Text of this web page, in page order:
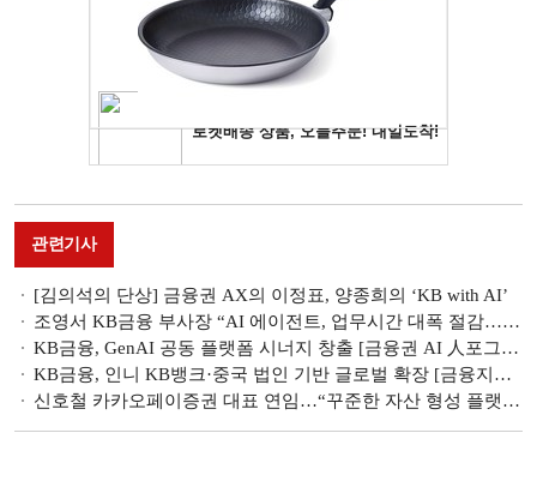
관련기사
[김의석의 단상] 금융권 AX의 이정표, 양종희의 ‘KB with AI’
조영서 KB금융 부사장 “AI 에이전트, 업무시간 대폭 절감…성과지표 관리 고도화 중” [2026 한국금융미래포럼]
KB금융, GenAI 공동 플랫폼 시너지 창출 [금융권 AI 人포그래픽]
KB금융, 인니 KB뱅크·중국 법인 기반 글로벌 확장 [금융지주 글로벌 新지형도]
신호철 카카오페이증권 대표 연임…“꾸준한 자산 형성 플랫폼으로 발전시킬 것” [2026 주총]